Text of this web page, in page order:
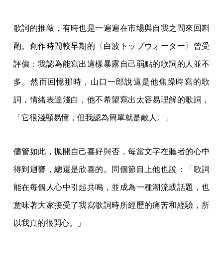
歌詞的推敲，有時也是一遍遍在市場與自我之間來回斟
酌。創作時間較早期的〈白波トップウォーター〉曾受
評價：我認為能寫出這樣暴露自己弱點的歌詞的人並不
多。然而回憶那時，山口一郎說這是他焦躁時寫的歌
詞，情緒表達淺白，他不希望寫出太容易理解的歌詞，
「它很淺顯易懂，但我認為簡單就是敵人。」
儘管如此，拋開自己喜好與否，每當文字在聽者的心中
得到迴響，總還是欣喜的。同個節目上他也說：「歌詞
能在每個人心中引起共鳴，並成為一種潮流或話題，也
意味著大家接受了我寫歌詞時所經歷的痛苦和經驗，所
以我真的很開心。」